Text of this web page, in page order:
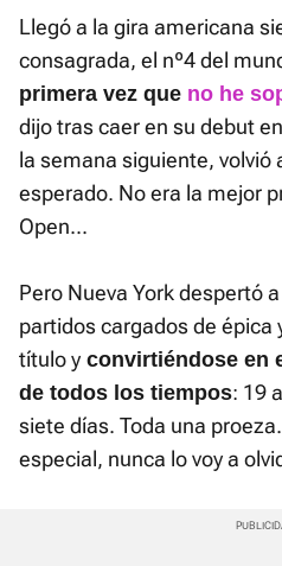
Llegó a la gira americana
consagrada, el nº4 del
primera vez que no he
dijo tras caer en su debut
la semana siguiente, volvió
esperado. No era la mejor
Open...
Pero Nueva York despertó
partidos cargados de épica
título y convirtiéndose en
de todos los tiempos: 19
siete días. Toda una
especial, nunca lo voy a